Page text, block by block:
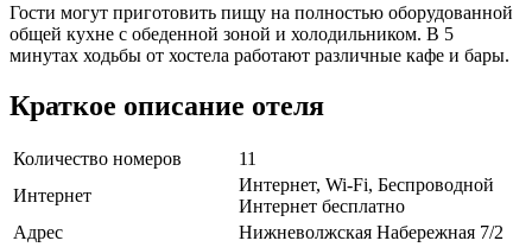
Гости могут приготовить пищу на полностью оборудованной
общей кухне с обеденной зоной и холодильником. В 5
минутах ходьбы от хостела работают различные кафе и бары.
Краткое описание отеля
Количество номеров
11
Интернет
Интернет, Wi-Fi, Беспроводной
Интернет бесплатно
Адрес
Нижневолжская Набережная 7/2